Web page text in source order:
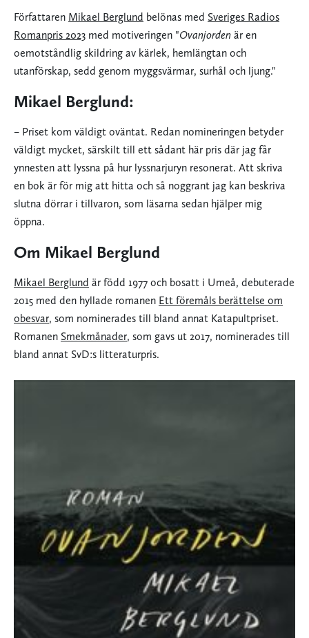
Författaren Mikael Berglund belönas med Sveriges Radios
Romanpris 2023 med motiveringen "Ovanjorden är en
oemotståndlig skildring av kärlek, hemlängtan och
utanförskap, sedd genom myggsvärmar, surhål och ljung."
Mikael Berglund:
– Priset kom väldigt oväntat. Redan nomineringen betyder
väldigt mycket, särskilt till ett sådant här pris där jag får
ynnesten att lyssna på hur lyssnarjuryn resonerat. Att skriva
en bok är för mig att hitta och så noggrant jag kan beskriva
slutna dörrar i tillvaron, som läsarna sedan hjälper mig
öppna.
Om Mikael Berglund
Mikael Berglund är född 1977 och bosatt i Umeå, debuterade
2015 med den hyllade romanen Ett föremåls berättelse om
obesvar, som nominerades till bland annat Katapultpriset.
Romanen Smekmånader, som gavs ut 2017, nominerades till
bland annat SvD:s litteraturpris.